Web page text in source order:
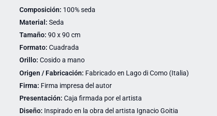
Composición: 100% seda
Material: Seda
Tamaño: 90 x 90 cm
Formato: Cuadrada
Orillo: Cosido a mano
Origen / Fabricación: Fabricado en Lago di Como (Italia)
Firma: Firma impresa del autor
Presentación: Caja firmada por el artista
Diseño: Inspirado en la obra del artista Ignacio Goitia